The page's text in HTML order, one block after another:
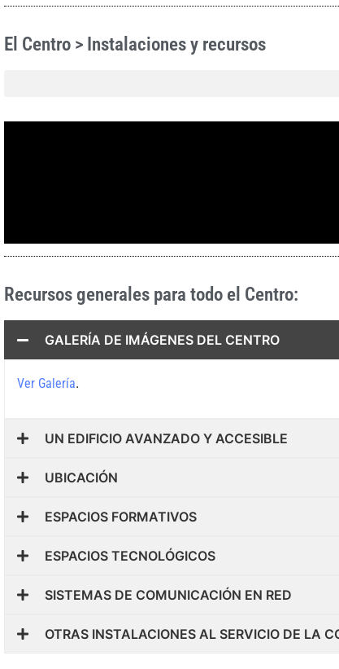
El Centro > Instalaciones y recursos
Recursos generales para todo el Centro:
GALERÍA DE IMÁGENES DEL CENTRO
Ver Galería.
UN EDIFICIO AVANZADO Y ACCESIBLE
UBICACIÓN
ESPACIOS FORMATIVOS
ESPACIOS TECNOLÓGICOS
SISTEMAS DE COMUNICACIÓN EN RED
OTRAS INSTALACIONES AL SERVICIO DE LA